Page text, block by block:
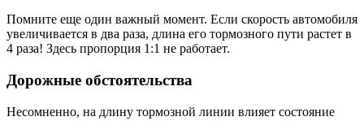
Помните еще один важный момент. Если скорость автомобиля
увеличивается в два раза, длина его тормозного пути растет в
4 раза! Здесь пропорция 1:1 не работает.
Дорожные обстоятельства
Несомненно, на длину тормозной линии влияет состояние